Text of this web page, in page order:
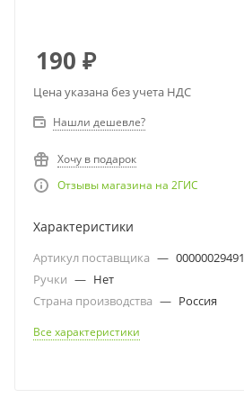
190 ₽
Цена указана без учета НДС
Нашли дешевле?
Хочу в подарок
Отзывы магазина на 2ГИС
Характеристики
Артикул поставщика — 00000029491
Ручки — Нет
Страна производства — Россия
Все характеристики